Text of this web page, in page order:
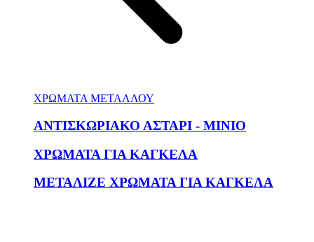
ΧΡΩΜΑΤΑ ΜΕΤΑΛΛΟΥ
ΑΝΤΙΣΚΩΡΙΑΚΟ ΑΣΤΑΡΙ - ΜΙΝΙΟ
ΧΡΩΜΑΤΑ ΓΙΑ ΚΑΓΚΕΛΑ
ΜΕΤΑΛΙΖΕ ΧΡΩΜΑΤΑ ΓΙΑ ΚΑΓΚΕΛΑ